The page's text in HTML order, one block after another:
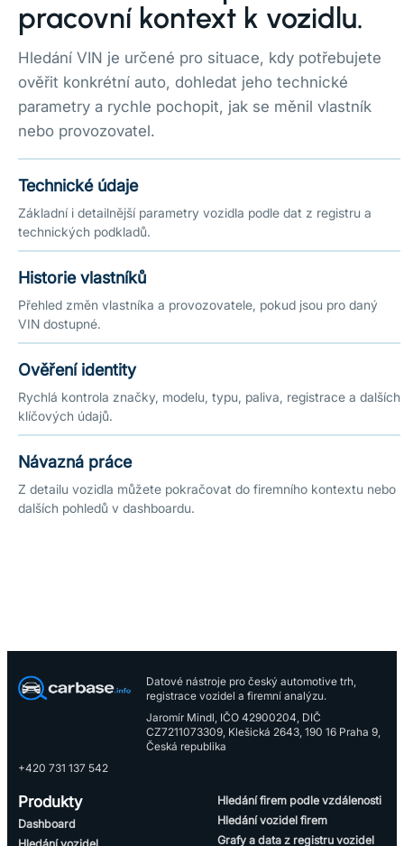
pracovní kontext k vozidlu.
Hledání VIN je určené pro situace, kdy potřebujete
ověřit konkrétní auto, dohledat jeho technické
parametry a rychle pochopit, jak se měnil vlastník
nebo provozovatel.
Technické údaje
Základní i detailnější parametry vozidla podle dat z registru a
technických podkladů.
Historie vlastníků
Přehled změn vlastníka a provozovatele, pokud jsou pro daný
VIN dostupné.
Ověření identity
Rychlá kontrola značky, modelu, typu, paliva, registrace a dalších
klíčových údajů.
Návazná práce
Z detailu vozidla můžete pokračovat do firemního kontextu nebo
dalších pohledů v dashboardu.
Datové nástroje pro český automotive trh,
registrace vozidel a firemní analýzu.
Jaromír Mindl, IČO 42900204, DIČ
CZ7211073309, Klešická 2643, 190 16 Praha 9,
Česká republika
+420 731 137 542
Produkty
Dashboard
Hledání firem podle vzdálenosti
Hledání vozidel firem
Grafy a data z registru vozidel